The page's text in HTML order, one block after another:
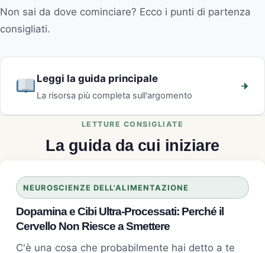
Non sai da dove cominciare? Ecco i punti di partenza
consigliati.
Leggi la guida principale
La risorsa più completa sull'argomento
La guida da cui iniziare
NEUROSCIENZE DELL'ALIMENTAZIONE
Dopamina e Cibi Ultra-Processati: Perché il
Cervello Non Riesce a Smettere
C'è una cosa che probabilmente hai detto a te